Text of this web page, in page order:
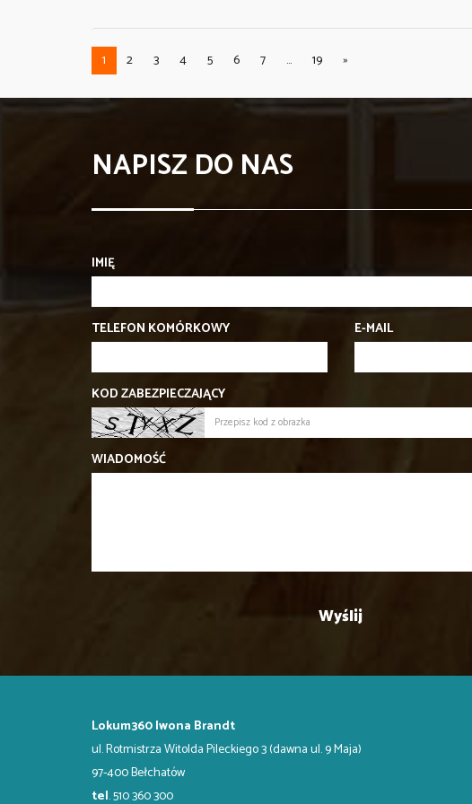
1 2 3 4 5 6 7 ... 19 »
NAPISZ DO NAS
IMIĘ
TELEFON KOMÓRKOWY E-MAIL
KOD ZABEZPIECZAJĄCY
WIADOMOŚĆ
Lokum360 Iwona Brandt
ul. Rotmistrza Witolda Pileckiego 3 (dawna ul. 9 Maja)
97-400 Bełchatów
tel. 510 360 300